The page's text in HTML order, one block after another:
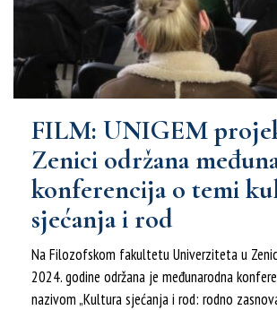
FILM: UNIGEM
Zenici održana
konferencija o temi
sjećanja i rod
Na Filozofskom fakultetu Univerziteta u
2024. godine održana je međunarodna
nazivom „Kultura sjećanja i rod: rodno